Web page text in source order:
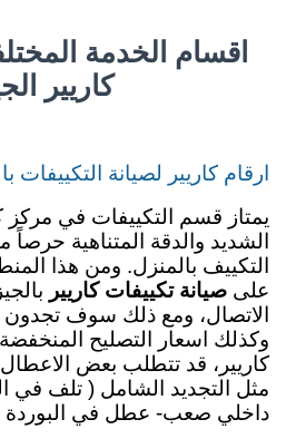
اقسام الخدمة
كاريير
ارقام كاريير لصيانة التكييفات
يمتاز قسم التكييفات في مركز
الشديد والدقة المتناهية
التكييف بالمنزل. ومن هذا
على صيانة تكييفات كاريير
الاتصال، ومع ذلك سوف تجدون
وكذلك اسعار التصليح
كاريير، قد تتطلب بعض
مثل التجديد الشامل ( تلف
داخلي صعب- عطل في البوردة